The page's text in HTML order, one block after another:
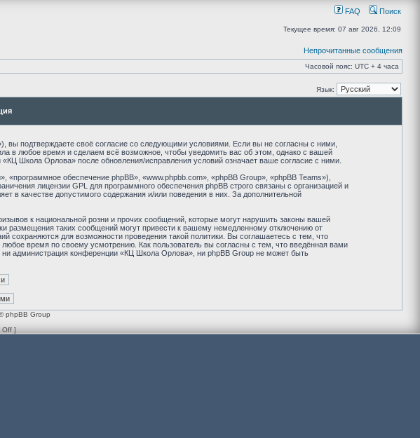
FAQ Поиск
Текущее время: 07 авг 2026, 12:09
Непрочитанные сообщения
Часовой пояс: UTC + 4 часа
Язык:
подтверждаете своё согласие со следующими условиями. Если вы не согласны с ними,
в любое время и сделаем всё возможное, чтобы уведомить вас об этом, однако с вашей
Школа Орлова» после обновления/исправления условий означает ваше согласие с ними.
обеспечение phpBB», «www.phpbb.com», «phpBB Group», «phpBB Teams»),
лицензии GPL для программного обеспечения phpBB строго связаны с организацией и
в качестве допустимого содержания и/или поведения в них. За дополнительной
к национальной розни и прочих сообщений, которые могут нарушить законы вашей
размещения таких сообщений могут привести к вашему немедленному отключению от
для возможности проведения такой политики. Вы соглашаетесь с тем, что
время по своему усмотрению. Как пользователь вы согласны с тем, что введённая вами
администрация конференции «КЦ Школа Орлова», ни phpBB Group не может быть
phpBB Group
Off ]